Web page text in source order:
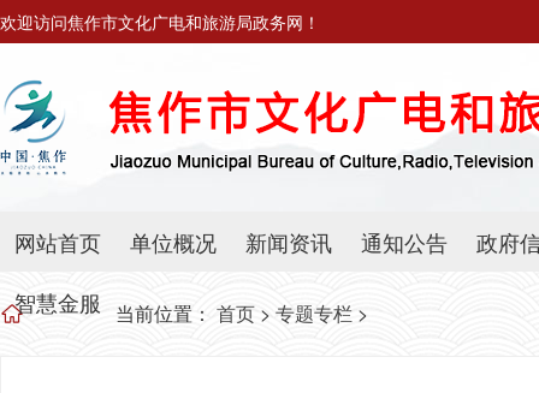
欢迎访问焦作市文化广电和旅游局政务网！
网站首页 单位概况 新闻资讯 通知公告
政府
智慧金服
当前位置： 首页 > 专题专栏 >